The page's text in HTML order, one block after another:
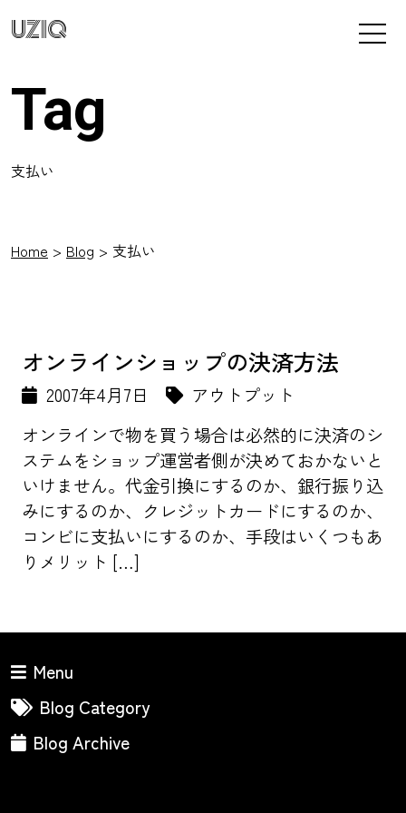
UZIQ
Tag
支払い
Home Blog 支払い
オンラインショップの決済方法
2007年4月7日
アウトプット
オンラインで物を買う場合は必然的に決済のシ
ステムをショップ運営者側が決めておかないと
いけません。代金引換にするのか、銀行振り込
みにするのか、クレジットカードにするのか、
コンビに支払いにするのか、手段はいくつもあ
りメリット […]
Menu
Blog Category
Blog Archive